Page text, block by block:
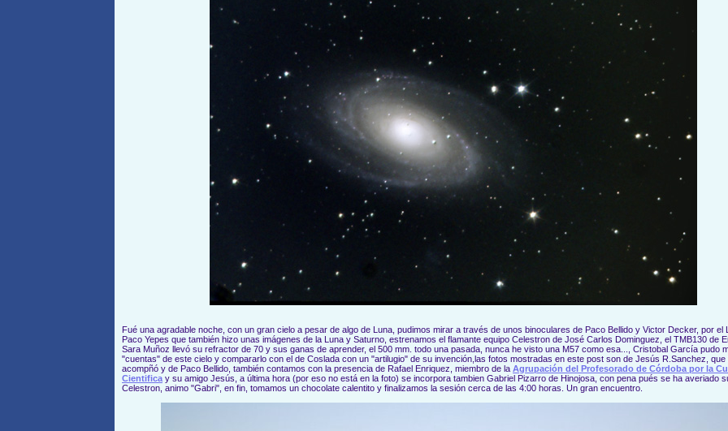
Fué una agradable noche, con un gran cielo a pesar de algo de Luna, pudimos mirar a través de unos binoculares de Paco Bellido y Victor Decker, por el
Paco Yepes que también hizo unas imágenes de la Luna y Saturno, estrenamos el flamante equipo Celestron de José Carlos Dominguez, el TMB130 de
Sara Muñoz llevó su refractor de 70 y sus ganas de aprender, el 500 mm. todo una pasada, nunca he visto una M57 como esa..., Cristobal García pudo
"cuentas" de este cielo y compararlo con el de Coslada con un "artilugio" de su invención,las fotos mostradas en este post son de Jesús R.Sanchez, que
acompñó y de Paco Bellido, también contamos con la presencia de Rafael Enriquez, miembro de la Agrupación del Profesorado de Córdoba por la
Cientifica y su amigo Jesús, a última hora (por eso no está en la foto) se incorpora tambien Gabriel Pizarro de Hinojosa, con pena pués se ha averiado
Celestron, animo "Gabri", en fin, tomamos un chocolate calentito y finalizamos la sesión cerca de las 4:00 horas. Un gran encuentro.